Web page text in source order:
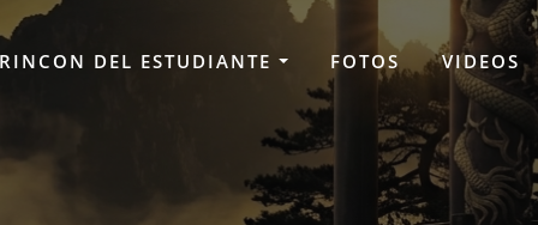
DEL ESTUDIANTE FOTOS VIDEOS